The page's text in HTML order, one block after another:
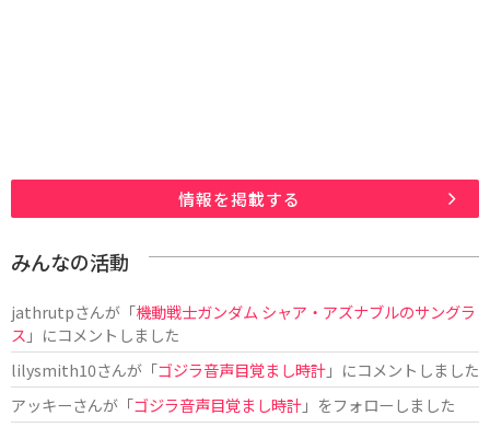
情報を掲載する
みんなの活動
jathrutpさんが「機動戦士ガンダム シャア・アズナブルのサングラ
ス 」にコメントしました
lilysmith10さんが「ゴジラ音声目覚まし時計」にコメントしました
アッキーさんが「ゴジラ音声目覚まし時計」をフォローしました